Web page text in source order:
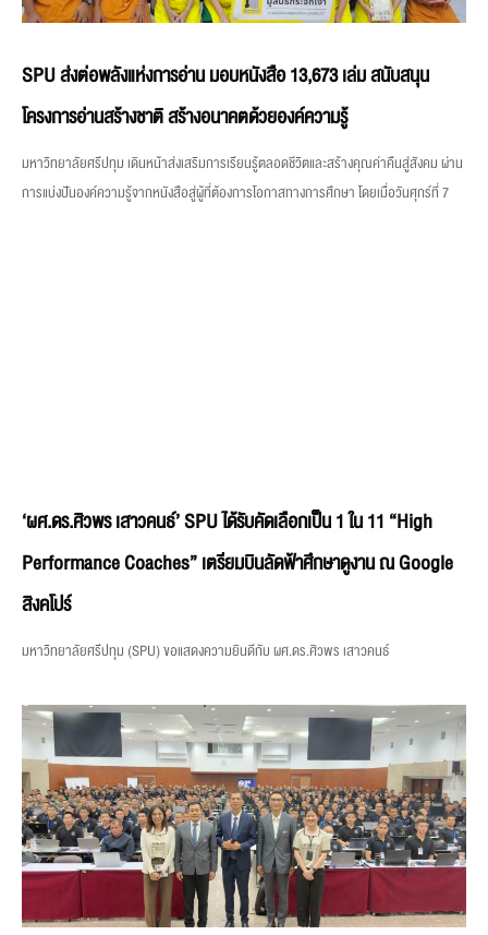
SPU ส่งต่อพลังแห่งการอ่าน มอบหนังสือ 13,673 เล่ม สนับสนุน
โครงการอ่านสร้างชาติ สร้างอนาคตด้วยองค์ความรู้
มหาวิทยาลัยศรีปทุม เดินหน้าส่งเสริมการเรียนรู้ตลอดชีวิตและสร้างคุณค่าคืนสู่สังคม ผ่าน
การแบ่งปันองค์ความรู้จากหนังสือสู่ผู้ที่ต้องการโอกาสทางการศึกษา โดยเมื่อวันศุกร์ที่ 7
‘ผศ.ดร.ศิวพร เสาวคนธ์’ SPU ได้รับคัดเลือกเป็น 1 ใน 11 “High
Performance Coaches” เตรียมบินลัดฟ้าศึกษาดูงาน ณ Google
สิงคโปร์
มหาวิทยาลัยศรีปทุม (SPU) ขอแสดงความยินดีกับ ผศ.ดร.ศิวพร เสาวคนธ์